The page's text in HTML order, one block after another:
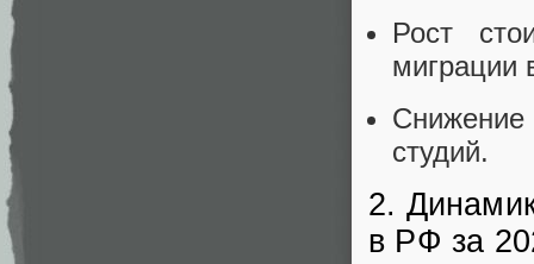
Рост
Снижение
студий.
2.
в РФ за